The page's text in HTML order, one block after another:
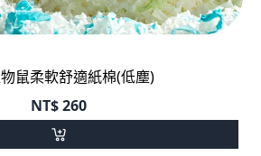
鼠柔軟舒適紙棉(低塵)
NT$260